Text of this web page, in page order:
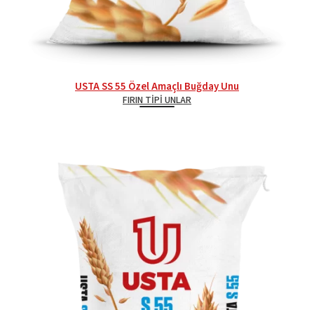
USTA SS 55 Özel Amaçlı Buğday Unu
FIRIN TIPI UNLAR